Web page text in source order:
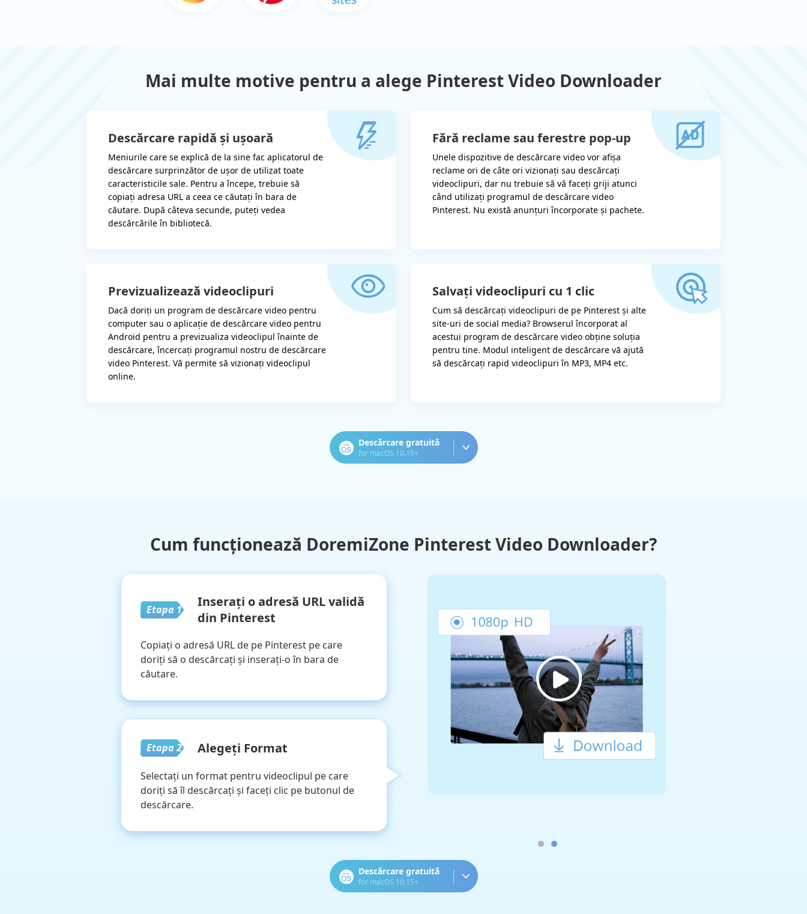
Mai multe motive pentru a alege Pinterest Video Downloader
Descărcare rapidă și ușoară
Meniurile care se explică de la sine fac aplicatorul de
descărcare surprinzător de ușor de utilizat toate
caracteristicile sale. Pentru a începe, trebuie să
copiați adresa URL a ceea ce căutați în bara de
căutare. După câteva secunde, puteți vedea
descărcările în bibliotecă.
Fără reclame sau ferestre pop-up
Unele dispozitive de descărcare video vor afișa
reclame ori de câte ori vizionați sau descărcați
videoclipuri, dar nu trebuie să vă faceți griji atunci
când utilizați programul de descărcare video
Pinterest. Nu există anunțuri încorporate și pachete.
Previzualizează videoclipuri
Dacă doriți un program de descărcare video pentru
computer sau o aplicație de descărcare video pentru
Android pentru a previzualiza videoclipul înainte de
descărcare, încercați programul nostru de descărcare
video Pinterest. Vă permite să vizionați videoclipul
online.
Salvați videoclipuri cu 1 clic
Cum să descărcați videoclipuri de pe Pinterest și alte
site-uri de social media? Browserul încorporat al
acestui program de descărcare video obține soluția
pentru tine. Modul inteligent de descărcare vă ajută
să descărcați rapid videoclipuri în MP3, MP4 etc.
Descărcare gratuită
for macOS 10.15+
Cum funcționează DoremiZone Pinterest Video Downloader?
Etapa 1
Inserați o adresă URL validă
din Pinterest
Copiați o adresă URL de pe Pinterest pe care
doriți să o descărcați și inserați-o în bara de
căutare.
Etapa 2 Alegeți Format
Selectați un format pentru videoclipul pe care
doriți să îl descărcați și faceți clic pe butonul de
descărcare.
Descărcare gratuită
for macOS 10.15+